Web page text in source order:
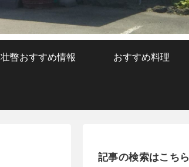
壮瞥おすすめ情報 おすすめ料理
記事の検索はこちら